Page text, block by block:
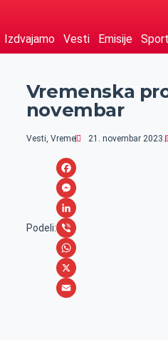
Izdvajamo Vesti Emisije Sport
Vremenska
novembar
Vesti, Vreme 21. novembar 2023.
Podeli:
F
a
c
e
b
o
M
e
s
s
e
L
i
n
k
V
i
b
W
h
X